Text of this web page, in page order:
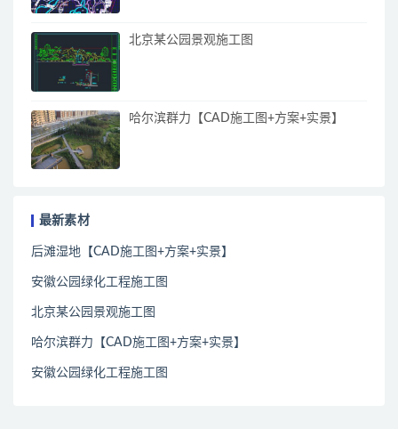
北京某公园景观施工图
哈尔滨群力【CAD施工图+方案+实景】
最新素材
后滩湿地【CAD施工图+方案+实景】
安徽公园绿化工程施工图
北京某公园景观施工图
哈尔滨群力【CAD施工图+方案+实景】
安徽公园绿化工程施工图